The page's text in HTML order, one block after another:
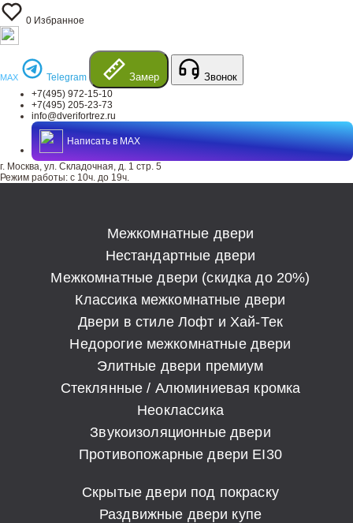
0 Избранное
MAX Telegram Замер Звонок
+7(495) 972-15-10
+7(495) 205-23-73
info@dverifortrez.ru
Написать в MAX
г. Москва, ул. Складочная, д. 1 стр. 5
Режим работы: с 10ч. до 19ч.
Межкомнатные двери
Нестандартные двери
Межкомнатные двери (скидка до 20%)
Классика межкомнатные двери
Двери в стиле Лофт и Хай-Тек
Недорогие межкомнатные двери
Элитные двери премиум
Стеклянные / Алюминиевая кромка
Неоклассика
Звукоизоляционные двери
Противопожарные двери EI30
Скрытые двери под покраску
Раздвижные двери купе